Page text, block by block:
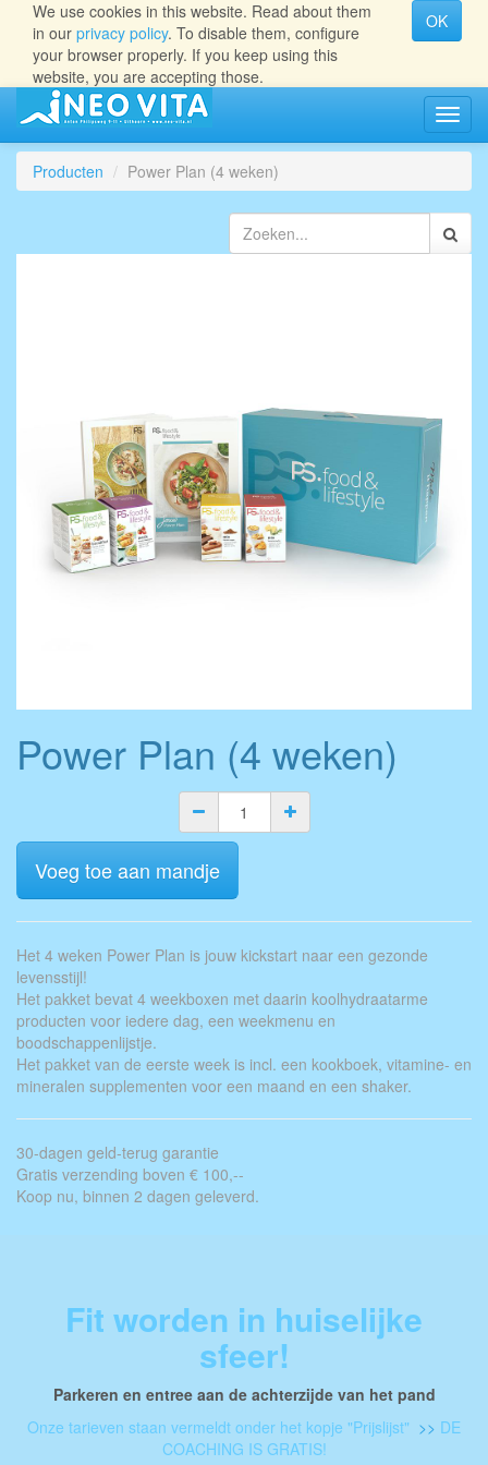
We use cookies in this website. Read about them
in our privacy policy. To disable them, configure
your browser properly. If you keep using this
website, you are accepting those.
OK
aan/
Producten
Power Plan (4 weken)
Power Plan (4 weken)
Voeg toe aan mandje
Het 4 weken Power Plan is jouw kickstart naar een gezonde
levensstijl!
Het pakket bevat 4 weekboxen met daarin koolhydraatarme
producten voor iedere dag, een weekmenu en
boodschappenlijstje.
Het pakket van de eerste week is incl. een kookboek, vitamine- en
mineralen supplementen voor een maand en een shaker.
30-dagen geld-terug garantie
Gratis verzending boven € 100,--
Koop nu, binnen 2 dagen geleverd.
Fit worden in huiselijke
sfeer!
Parkeren en entree aan de achterzijde van het pand
Onze tarieven staan vermeldt onder het kopje "Prijslijst" >> DE
COACHING IS GRATIS!